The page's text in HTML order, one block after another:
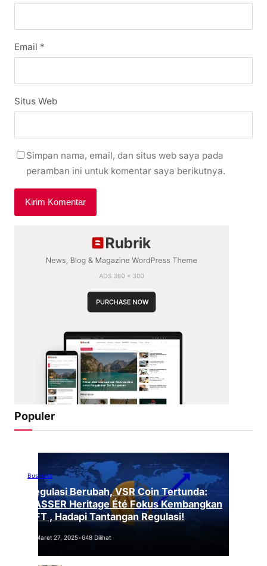
Email *
Situs Web
Simpan nama, email, dan situs web saya pada
peramban ini untuk komentar saya berikutnya.
Populer
Business
Regulasi Berubah, VSR Coin Tertunda:
VASSER Heritage Été Fokus Kembangkan
NFT , Hadapi Tantangan Regulasi!
Maret 27, 2025•648 Dilihat